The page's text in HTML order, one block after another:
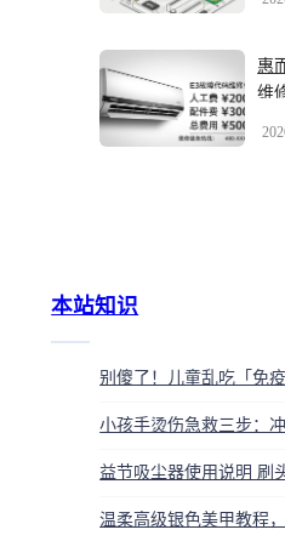
惠
维
本站知识
小孩手烫伤急救三步：
益节吸尘器使用说明 刷
温柔高级银色美甲教程